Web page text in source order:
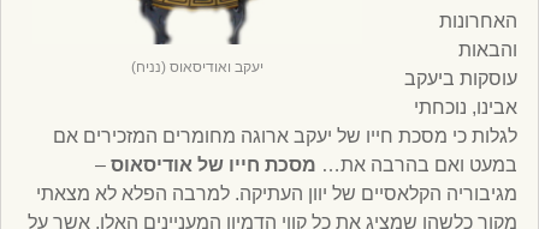
יעקב ואודיסאוס (נניח)
האחרונות
והבאות
עוסקות ביעקב
אבינו, נוכחתי
לגלות כי מסכת חייו של יעקב ארוגה מחומרים המזכירים אם
במעט ואם בהרבה את… מסכת חייו של אודיסאוס –
מגיבוריה הקלאסיים של יוון העתיקה. למרבה הפלא לא מצאתי
מקור כלשהו שמציג את כל קווי הדמיון המעניינים האלו, אשר על